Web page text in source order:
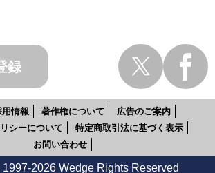
録
用情報 著作権について
広告のご案内
シーについて
特定商取引法に基づく表示
お問い合わせ
2026 Wedge Rights Reserved